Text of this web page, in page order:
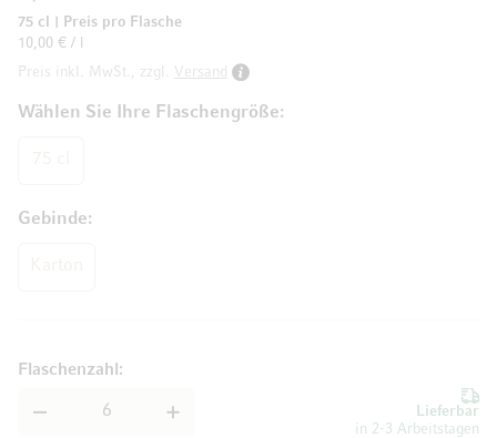
Wählen Sie Ihre Flaschengröße
Gebinde
75 cl
Preis pro Flasche
10,00 € / l
Preis inkl. MwSt., zzgl.
Versand
Lieferbar
in 2-3 Arbeitstagen
Flaschenzahl